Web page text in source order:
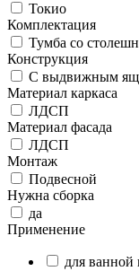
Токио
Комплектация
Тумба со
Конструкция
С выдвижным
Материал каркаса
ЛДСП
Материал фасада
ЛДСП
Монтаж
Подвесной
Нужна сборка
да
Применение
для ванной